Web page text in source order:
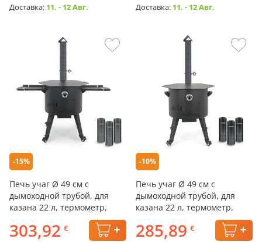
Доставка: 11. - 12 Авг. Доставка: 11. - 12 Авг.
-15%
Печь учаг Ø 49 см с
дымоходной трубой, для
казана 22 л, термометр,
колёса, столики, плита
303,92 €
-10%
Печь учаг Ø 49 см с
дымоходной трубой, для
казана 22 л, термометр,
285,89 €